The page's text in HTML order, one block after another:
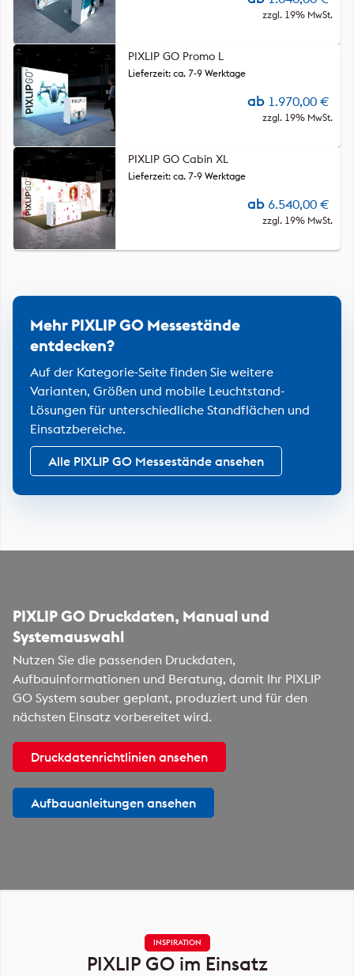
zzgl. 19% MwSt.
PIXLIP GO Promo L
ab 1.970,00 €
zzgl. 19% MwSt.
Lieferzeit: ca. 7-9 Werktage
PIXLIP GO Cabin XL
ab 6.540,00 €
zzgl. 19% MwSt.
Lieferzeit: ca. 7-9 Werktage
Mehr PIXLIP GO Messestände
entdecken?
Auf der Kategorie-Seite finden Sie weitere
Varianten, Größen und mobile Leuchtstand-
Lösungen für unterschiedliche Standflächen und
Einsatzbereiche.
Alle PIXLIP GO Messestände ansehen
PIXLIP GO Druckdaten, Manual und
Systemauswahl
Nutzen Sie die passenden Druckdaten,
Aufbauinformationen und Beratung, damit Ihr PIXLIP
GO System sauber geplant, produziert und für den
nächsten Einsatz vorbereitet wird.
Druckdatenrichtlinien ansehen
Aufbauanleitungen ansehen
INSPIRATION
PIXLIP GO im Einsatz